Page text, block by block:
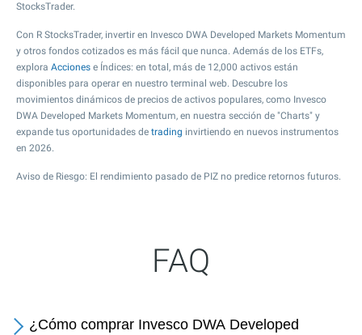
StocksTrader.
Con R StocksTrader, invertir en Invesco DWA Developed Markets Momentum
y otros fondos cotizados es más fácil que nunca. Además de los ETFs,
explora Acciones e Índices: en total, más de 12,000 activos están
disponibles para operar en nuestro terminal web. Descubre los
movimientos dinámicos de precios de activos populares, como Invesco
DWA Developed Markets Momentum, en nuestra sección de "Charts" y
expande tus oportunidades de trading invirtiendo en nuevos instrumentos
en 2026.
Aviso de Riesgo: El rendimiento pasado de PIZ no predice retornos futuros.
FAQ
¿Cómo comprar Invesco DWA Developed